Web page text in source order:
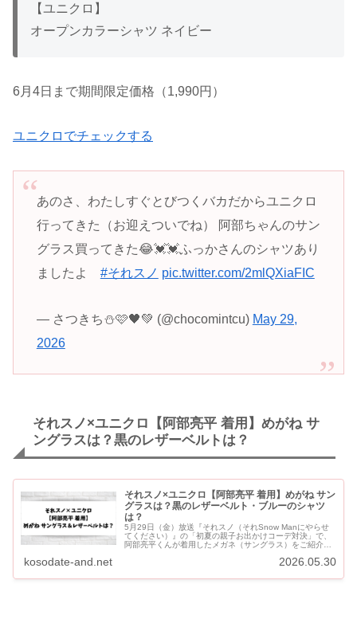
【ユニクロ】
オープンカラーシャツ ネイビー
6月4日まで期間限定価格（1,990円）
ユニクロでチェックする
あのさ、わたしすぐとびつくバカだからユニクロ
行ってきた（お迎えついでね） 阿部ちゃんのサン
グラス買ってきた😂💓💓ふっかさんのシャツあり
ましたよ #それスノ pic.twitter.com/2mlQXiaFIC
— さつきち⛄️🩷🖤💚 (@chocomintcu) May 29,
2026
それスノ×ユニクロ【阿部亮平 着用】めがね サ
ングラスは？黒のレザーベルトは？
それスノ×ユニクロ【阿部亮平 着用】めがね サン
グラスは？黒のレザーベルト・ブルーのシャツ
は？
5月29日（金）放送『それスノ（それSnow Manにやらせ
てください）』の「初夏の親子お出かけコーデ対決」で、
阿部亮平くんが着用したメガネ（サングラス）をご紹介し
kosodate-and.net 2026.05.30